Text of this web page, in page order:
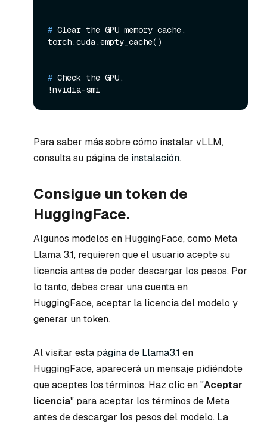
# Clear the GPU memory cache.
# Check the GPU.
Para saber más sobre cómo instalar vLLM,
consulta su página de instalación.
Consigue un token de
HuggingFace.
Algunos modelos en HuggingFace, como Meta
Llama 3.1, requieren que el usuario acepte su
licencia antes de poder descargar los pesos. Por
lo tanto, debes crear una cuenta en
HuggingFace, aceptar la licencia del modelo y
generar un token.
Al visitar esta página de Llama3.1 en
HuggingFace, aparecerá un mensaje pidiéndote
que aceptes los términos. Haz clic en "Aceptar
licencia" para aceptar los términos de Meta
antes de descargar los pesos del modelo. La